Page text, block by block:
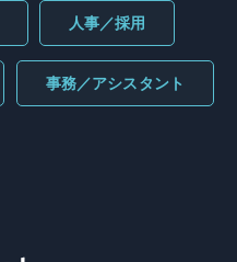
人事／採用
事務／アシスタント